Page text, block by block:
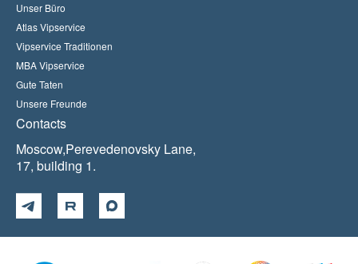
Unser Büro
Atlas Vipservice
Vipservice Traditionen
MBA Vipservice
Gute Taten
Unsere Freunde
Contacts
Moscow,Perevedenovsky Lane,
17, building 1.